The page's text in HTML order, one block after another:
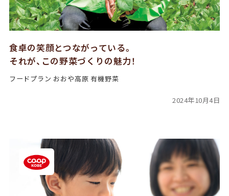
食卓の笑顔とつながっている。
それが、この野菜づくりの魅力！
フードプラン おおや高原 有機野菜
2024年10月4日